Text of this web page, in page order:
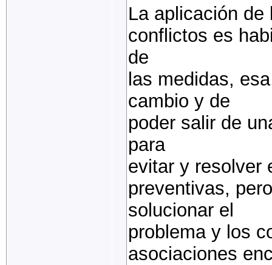
La aplicación
conflictos es
de
las medidas,
cambio y de
poder salir de
para
evitar y resolver
preventivas,
solucionar el
problema y los
asociaciones